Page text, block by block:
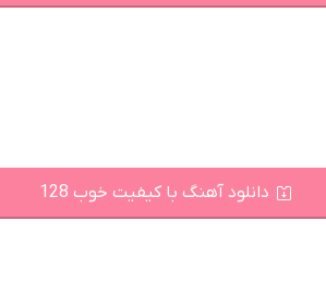
دانلود آهنگ با کیفیت خوب 128